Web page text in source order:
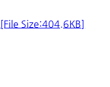
Size:404.6KB]